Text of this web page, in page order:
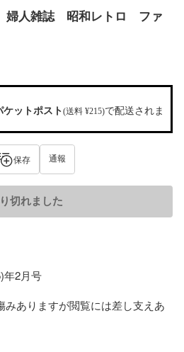
婦人雑誌 昭和レトロ ファ
ケットポスト(送料 ¥215)で配送されま
保存 通報
切れました
年2月号
ありますが閲覧には差し支えあ